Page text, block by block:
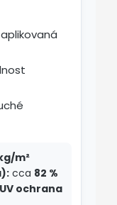
aplikovaná
m²
cca 82 %
ochrana